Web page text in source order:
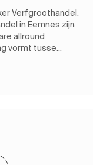
Verfgroothandel.
in Eemnes zijn
allround
vormt tusse...